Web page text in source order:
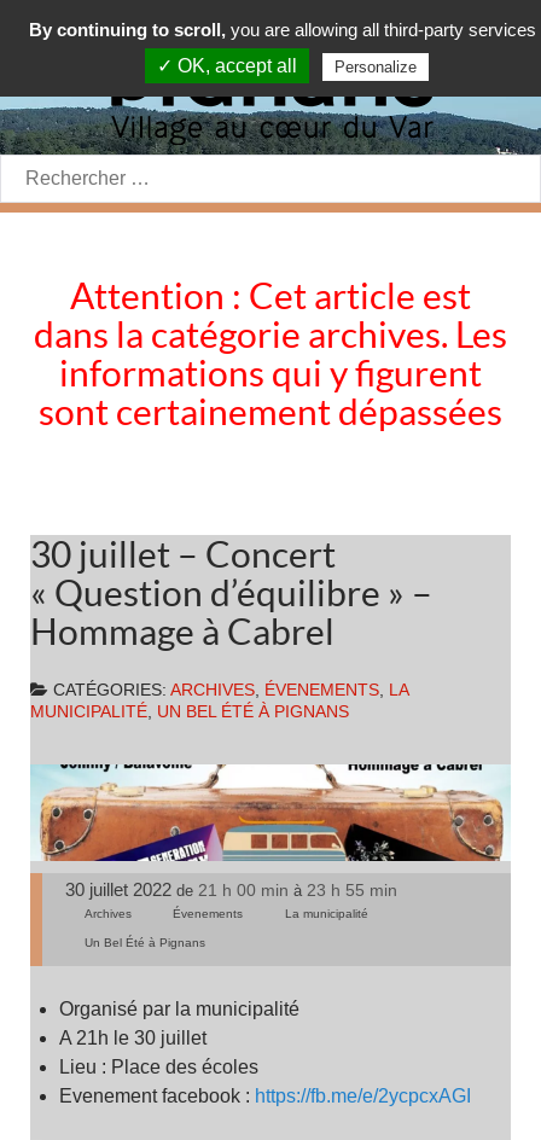
Rechercher:
Attention : Cet article est
dans la catégorie archives. Les
informations qui y figurent
sont certainement dépassées
30 juillet – Concert
« Question d’équilibre » –
Hommage à Cabrel
CATÉGORIES: ARCHIVES, ÉVENEMENTS, LA
MUNICIPALITÉ, UN BEL ÉTÉ À PIGNANS
30 juillet 2022 de 21 h 00 min à 23 h 55 min
Archives Évenements La municipalité
Un Bel Été à Pignans
Organisé par la municipalité
A 21h le 30 juillet
Lieu : Place des écoles
Evenement facebook : https://fb.me/e/2ycpcxAGI
By continuing to scroll, you are allowing all third-party services
✓ OK, accept all
Personalize